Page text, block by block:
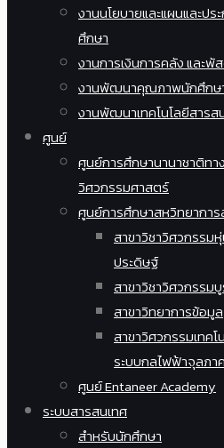
งานนโยบายและแผนและป
ศึกษา
งานการเงินการคลัง และพั
งานพัฒนาคุณภาพนักศึกษ
งานพัฒนาเทคโนโลยีสารส
ศูนย์
ศูนย์การศึกษานานาชาติทาง
วิศวกรรมศาสตร์
ศูนย์การศึกษาสหวิทยาการ
สาขาวิชาวิศวกรร
ประดิษฐ์
สาขาวิชาวิศวกรรม
สาขาวิทยาการข้อมูล
สาขาวิศวกรรมเทค
ระบบกลไฟฟ้าจุลภาค
ศูนย์ Entaneer Academy
ระบบสารสนเทศ
สำหรับนักศึกษา